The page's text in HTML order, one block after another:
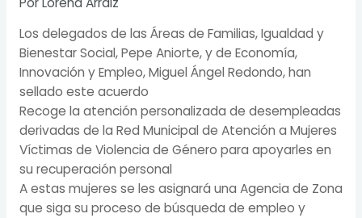
Los delegados de las Áreas de Familias, Igualdad y
Bienestar Social, Pepe Aniorte, y de Economía,
Innovación y Empleo, Miguel Ángel Redondo, han
sellado este acuerdo
Recoge la atención personalizada de desempleadas
derivadas de la Red Municipal de Atención a Mujeres
Víctimas de Violencia de Género para apoyarles en
su recuperación personal
A estas mujeres se les asignará una Agencia de Zona
que siga su proceso de búsqueda de empleo y